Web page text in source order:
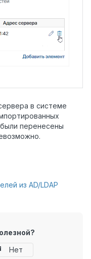
в системе
перенесены
из AD/LDAP
Нет